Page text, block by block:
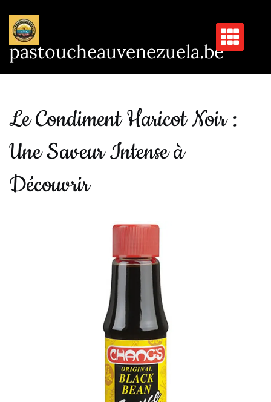
contenu
pastoucheauvenezuela.be
Le Condiment Haricot Noir :
Une Saveur Intense à
Découvrir